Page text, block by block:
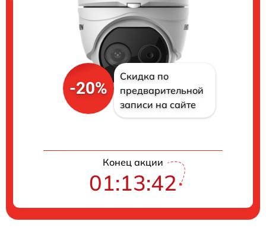
-20%
Скидка по
предварительной
записи на сайте
Конец акции
01:13:42